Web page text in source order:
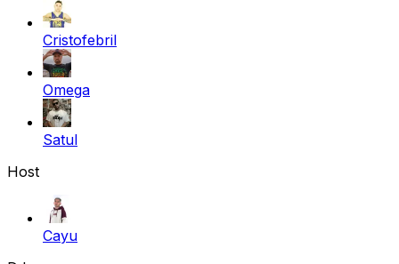
Cristofebril
Omega
Satul
Host
Cayu